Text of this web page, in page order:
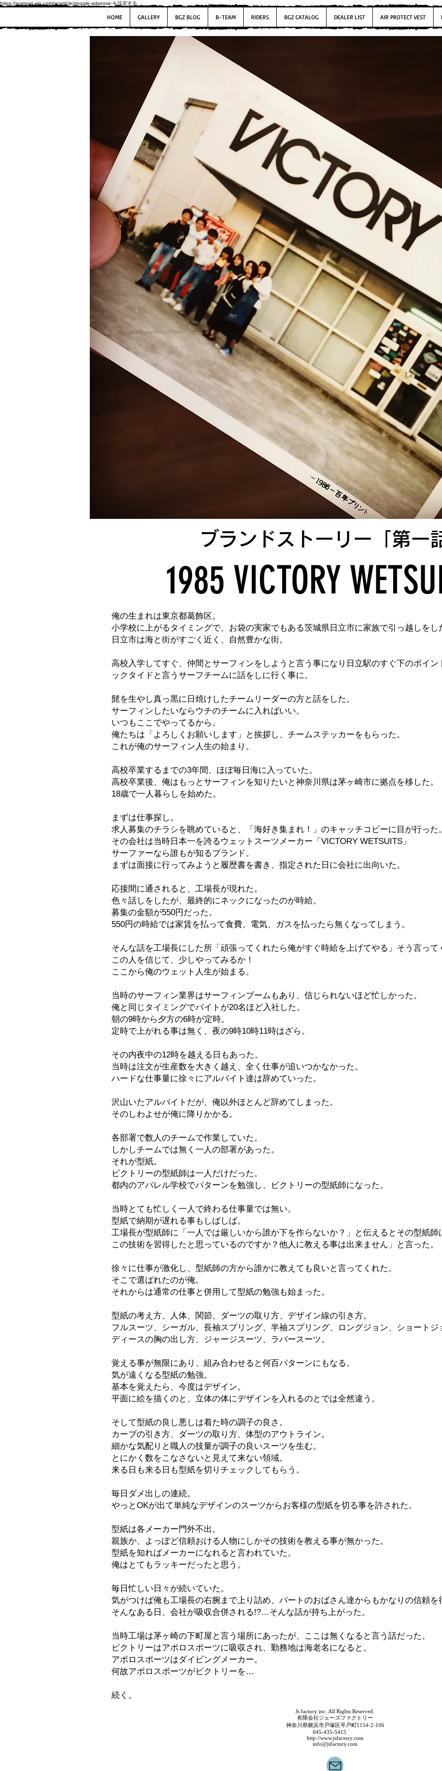
https://support.wix.com/ja/article/google-adsense-を設定する
HOME GALLERY BGZ BLOG B-TEAM RIDERS BGZ CATALOG DEALER LIST AIR PROTECT VEST
ブランドストーリー「第一
1985 VICTORY
俺の生まれは東京都葛飾区。
小学校に上がるタイミングで、お袋の実家でもある茨城県日立市に家族で引っ越しをし
日立市は海と街がすごく近く、自然豊かな街。
高校入学してすぐ、仲間とサーフィンをしようと言う事になり日立駅のすぐ下のポイ
ックタイドと言うサーフチームに話をしに行く事に。
髭を生やし真っ黒に日焼けしたチームリーダーの方と話をした。
サーフィンしたいならウチのチームに入ればいい。
いつもここでやってるから。
俺たちは「よろしくお願いします」と挨拶し、チームステッカーをもらった。
これが俺のサーフィン人生の始まり。
高校卒業するまでの3年間、ほぼ毎日海に入っていた。
高校卒業後、俺はもっとサーフィンを知りたいと神奈川県は茅ヶ崎市に拠点を移した。
18歳で一人暮らしを始めた。
まずは仕事探し。
求人募集のチラシを眺めていると、「海好き集まれ！」のキャッチコピーに目が行った
その会社は当時日本一を誇るウェットスーツメーカー「VICTORY WETSUITS」
​サーファーなら誰もが知るブランド。
まずは面接に行ってみようと履歴書を書き、指定された日に会社に出向いた。
応接間に通されると、工場長が現れた。
色々話しをしたが、最終的にネックになったのが時給。
募集の金額が550円だった。
550円の時給では家賃を払って食費、電気、ガスを払ったら無くなってしまう。
そんな話を工場長にした所「頑張ってくれたら俺がすぐ時給を上げてやる」そう言って
この人を信じて、少しやってみるか！
ここから俺のウェット人生が始まる。
当時のサーフィン業界はサーフィンブームもあり、信じられないほど忙しかった。
俺と同じタイミングでバイトが20名ほど入社した。
朝の9時から夕方の6時が定時。
定時で上がれる事は無く、夜の9時10時11時はざら。
その内夜中の12時を越える日もあった。
当時は注文が生産数を大きく越え、全く仕事が追いつかなかった。
ハードな仕事量に徐々にアルバイト達は辞めていった。
沢山いたアルバイトだが、俺以外ほとんど辞めてしまった。
そのしわよせが俺に降りかかる。
各部署で数人のチームで作業していた。
しかしチームでは無く一人の部署があった。
それが型紙。
ビクトリーの型紙師は一人だけだった。
都内のアパレル学校でパターンを勉強し、ビクトリーの型紙師になった。
当時とても忙しく一人で終わる仕事量では無い。
型紙で納期が遅れる事もしばしば。
工場長が型紙師に「一人では厳しいから誰か下を作らないか？」と伝えるとその型紙
この技術を習得したと思っているのですか？他人に教える事は出来ません」と言った。
徐々に仕事が激化し、型紙師の方から誰かに教えても良いと言ってくれた。
そこで選ばれたのが俺。
それからは通常の仕事と併用して型紙の勉強も始まった。
型紙の考え方、人体、関節、ダーツの取り方、デザイン線の引き方。
フルスーツ、シーガル、長袖スプリング、半袖スプリング、ロングジョン、ショート
ディースの胸の出し方、ジャージスーツ、ラバースーツ。
覚える事が無限にあり、組み合わせると何百パターンにもなる。
​気が遠くなる型紙の勉強。
基本を覚えたら、今度はデザイン。
平面に絵を描くのと、立体の体にデザインを入れるのとでは全然違う。
そして型紙の良し悪しは着た時の調子の良さ。
カーブの引き方、ダーツの取り方、体型のアウトライン。
​細かな気配りと職人の技量が調子の良いスーツを生む。
とにかく数をこなさないと見えて来ない領域。
来る日も来る日も型紙を切りチェックしてもらう。
毎日ダメ出しの連続。
やっとOKが出て単純なデザインのスーツからお客様の型紙を切る事を許された。
型紙は各メーカー門外不出。
親族か、よっぽど信頼おける人物にしかその技術を教える事が無かった。
型紙を知ればメーカーになれると言われていた。
俺はとてもラッキーだったと思う。
毎日忙しい日々が続いていた。
気がつけば俺も工場長の右腕まで上り詰め、パートのおばさん達からもかなりの信頼
そんなある日、会社が吸収合併される!?…そんな話が持ち上がった。
当時工場は茅ヶ崎の下町屋と言う場所にあったが、ここは無くなると言う話だった。
ビクトリーはアポロスポーツに吸収され、勤務地は海老名になると。
アポロスポーツはダイビングメーカー。
何故アポロスポーツがビクトリーを…
続く。
Js factory inc. All Rights Reserved.
有限会社ジェーズファクトリー
神奈川県横浜市戸塚区平戸町1154-2-106
045-435-5415
http://www.jsfactory.com
info@jsfactory.com